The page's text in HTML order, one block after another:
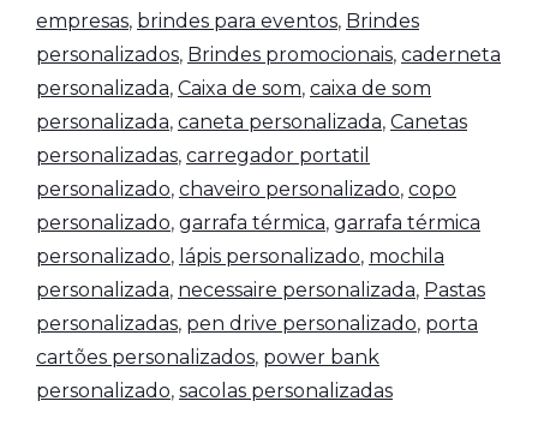
empresas, brindes para eventos, Brindes
personalizados, Brindes promocionais, caderneta
personalizada, Caixa de som, caixa de som
personalizada, caneta personalizada, Canetas
personalizadas, carregador portatil
personalizado, chaveiro personalizado, copo
personalizado, garrafa térmica, garrafa térmica
personalizado, lápis personalizado, mochila
personalizada, necessaire personalizada, Pastas
personalizadas, pen drive personalizado, porta
cartões personalizados, power bank
personalizado, sacolas personalizadas